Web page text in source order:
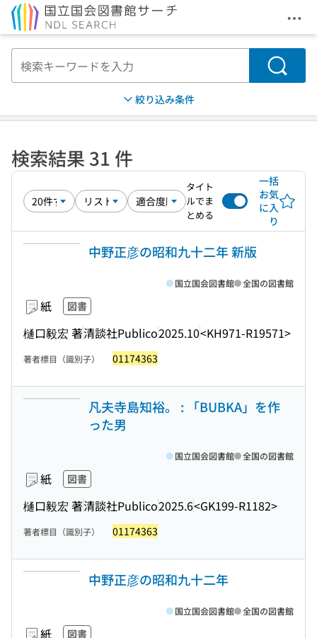
メ
検索
絞り込み条件
検索結果 31 件
タイト
ルでま
とめる
一括
お気
に入
り
中野正彦の昭和九十二年 新版
紙 図書
樋口毅宏 著清談社Publico2025.10<KH971-R19571>
国立国会図書館 全国の図書館
著者標目（識別子） 01174363
凡夫寺島知裕。 : 「BUBKA」を作
った男
紙 図書
樋口毅宏 著清談社Publico2025.6<GK199-R1182>
国立国会図書館 全国の図書館
著者標目（識別子） 01174363
中野正彦の昭和九十二年
紙 図書
国立国会図書館 全国の図書館